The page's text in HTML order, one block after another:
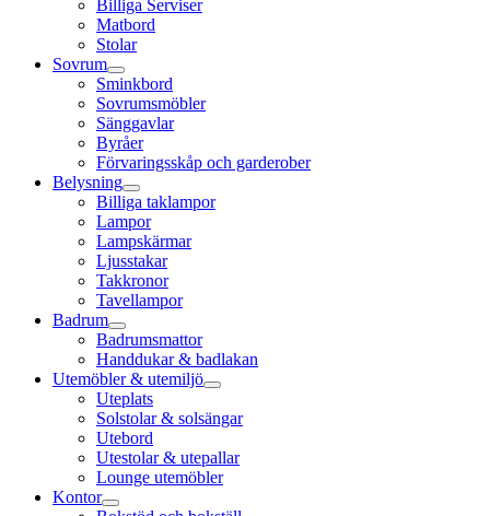
Billiga Serviser
Matbord
Stolar
Sovrum
Sminkbord
Sovrumsmöbler
Sänggavlar
Byråer
Förvaringsskåp och garderober
Belysning
Billiga taklampor
Lampor
Lampskärmar
Ljusstakar
Takkronor
Tavellampor
Badrum
Badrumsmattor
Handdukar & badlakan
Utemöbler & utemiljö
Uteplats
Solstolar & solsängar
Utebord
Utestolar & utepallar
Lounge utemöbler
Kontor